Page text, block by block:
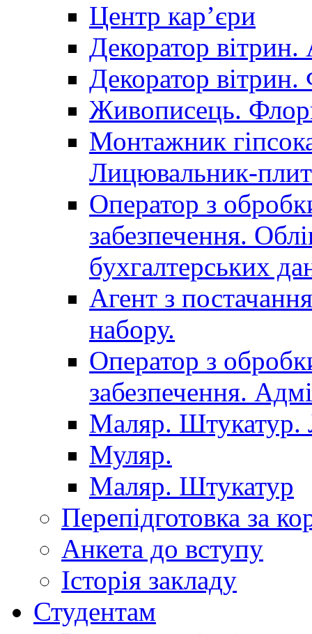
Центр кар’єри
Декоратор вітрин.
Декоратор вітрин.
Живописець.
Монтажник
Лицювальник-
Оператор з
забезпечення.
бухгалтерських
Агент з
набору.
Оператор з
забезпечення.
Маляр. Штукатур.
Муляр.
Маляр. Штукатур
Перепідготовка за
Анкета до вступу
Історія закладу
Студентам